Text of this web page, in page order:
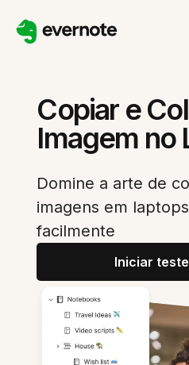
Copiar e
Imagem no
Domine a arte de
imagens em
facilmente
Iniciar